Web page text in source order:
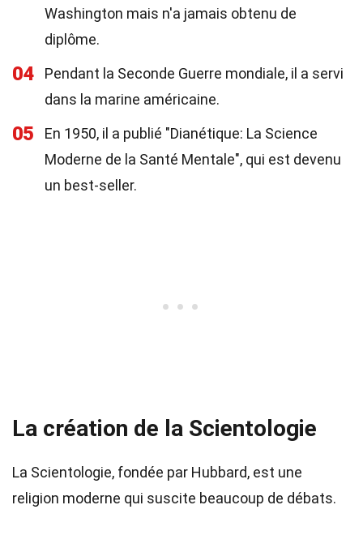
Washington mais n'a jamais obtenu de
diplôme.
04
Pendant la Seconde Guerre mondiale, il a servi
dans la marine américaine.
05
En 1950, il a publié "Dianétique: La Science
Moderne de la Santé Mentale", qui est devenu
un best-seller.
La création de la Scientologie
La Scientologie, fondée par Hubbard, est une
religion moderne qui suscite beaucoup de débats.